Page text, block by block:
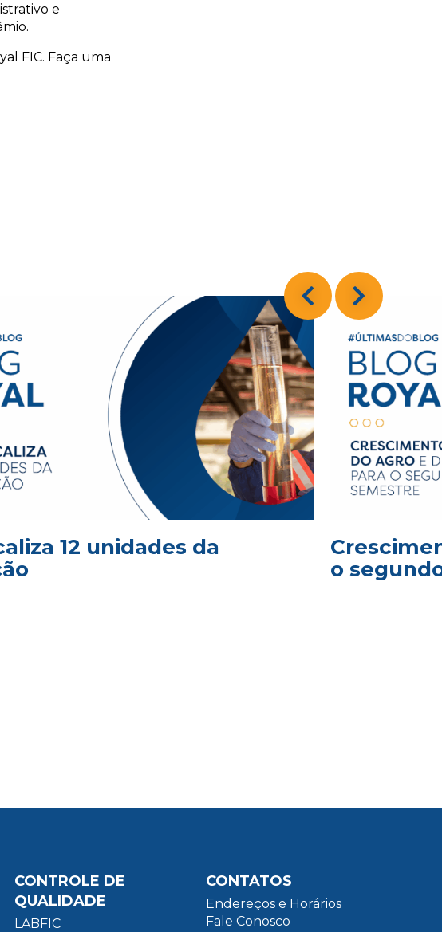
e
FIC. Faça uma
12 unidades da
o
CONTROLE DE
QUALIDADE
LABFIC
CONTATOS
Endereços e Horários
Fale Conosco